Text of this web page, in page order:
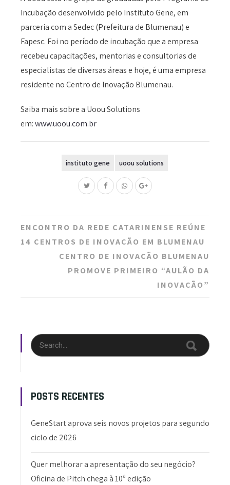
Incubação desenvolvido pelo Instituto Gene, em
parceria com a Sedec (Prefeitura de Blumenau) e
Fapesc. Foi no período de incubação que a empresa
recebeu capacitações, mentorias e consultorias de
especialistas de diversas áreas e hoje, é uma empresa
residente no Centro de Inovação Blumenau.
Saiba mais sobre a Uoou Solutions
em:www.uoou.com.br
instituto gene uoou solutions
Post
navigation
ENCONTRO DA REDE CATARINENSE REÚNE
14 CENTROS DE INOVAÇÃO EM BLUMENAU
CENTRO DE INOVAÇÃO BLUMENAU
PROMOVE PRIMEIRO “AULÃO DA
INOVAÇÃO”
POSTS RECENTES
GeneStart aprova seis novos projetos para segundo
ciclo de 2026
Quer melhorar a apresentação do seu negócio?
Oficina de Pitch chega à 10ª edição